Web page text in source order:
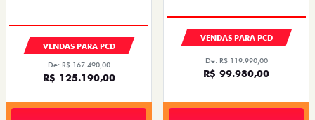
VENDAS PARA PCD
De: R$ 167.490,00
R$ 125.190,00
VENDAS PARA PCD
De: R$ 119.990,00
R$ 99.980,00